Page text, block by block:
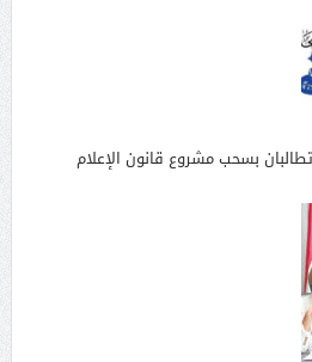
تطالبان بسحب مشروع قانون الإعلام